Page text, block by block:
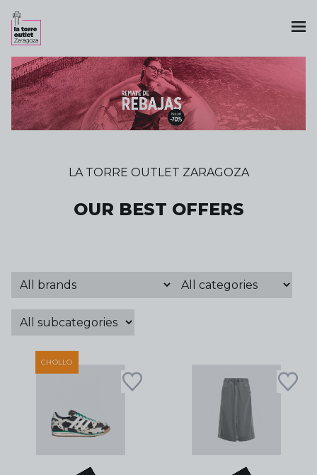
LA TORRE OUTLET ZARAGOZA
OUR BEST OFFERS
CHOLLO